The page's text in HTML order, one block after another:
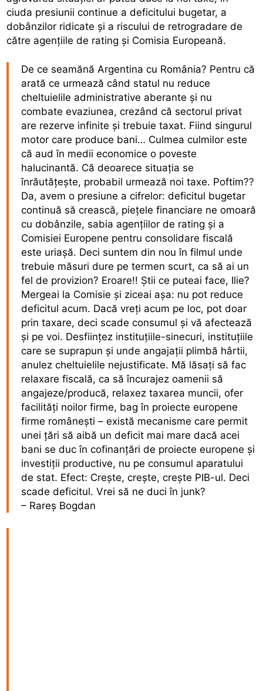
ciuda presiunii continue a deficitului bugetar, a
dobânzilor ridicate și a riscului de retrogradare de
către agențiile de rating și Comisia Europeană.
De ce seamănă Argentina cu România? Pentru că
arată ce urmează când statul nu reduce
cheltuielile administrative aberante și nu
combate evaziunea, crezând că sectorul privat
are rezerve infinite și trebuie taxat. Fiind singurul
motor care produce bani… Culmea culmilor este
că aud în medii economice o poveste
halucinantă. Că deoarece situația se
înrăutățește, probabil urmează noi taxe. Poftim??
Da, avem o presiune a cifrelor: deficitul bugetar
continuă să crească, piețele financiare ne omoară
cu dobânzile, sabia agențiilor de rating și a
Comisiei Europene pentru consolidare fiscală
este uriașă. Deci suntem din nou în filmul unde
trebuie măsuri dure pe termen scurt, ca să ai un
fel de provizion? Eroare!! Știi ce puteai face, Ilie?
Mergeai la Comisie și ziceai așa: nu pot reduce
deficitul acum. Dacă vreți acum pe loc, pot doar
prin taxare, deci scade consumul și vă afectează
și pe voi. Desființez instituțiile-sinecuri, instituțiile
care se suprapun și unde angajații plimbă hârtii,
anulez cheltuielile nejustificate. Mă lăsați să fac
relaxare fiscală, ca să încurajez oamenii să
angajeze/producă, relaxez taxarea muncii, ofer
facilități noilor firme, bag în proiecte europene
firme românești – există mecanisme care permit
unei țări să aibă un deficit mai mare dacă acei
bani se duc în cofinanțări de proiecte europene și
investiții productive, nu pe consumul aparatului
de stat. Efect: Crește, crește, crește PIB-ul. Deci
scade deficitul. Vrei să ne duci în junk?
– Rareș Bogdan